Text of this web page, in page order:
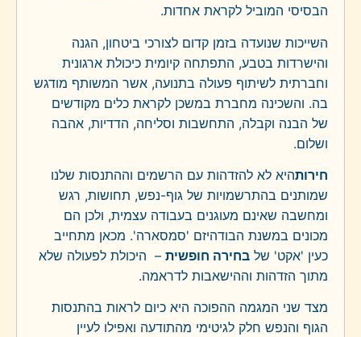
הבסיסי המוביל לקראת אחדות.
השייכות שנועדה בזמן קדום לצורכי ביטחון, הגנה
והישרדות בטבע, התפתחה קיומית כיכולת ארגונית
וחברתית לשיתוף פעולה בתנועה, אשר המשותף מודגש
בה. והשכינה מחברת במשכן לקראת כלים מקודשים
של הבנה וקבלה, התחשבות וסליחה, הדדיות, אהבה
ושלום.
חירותהיא לא להזדהות עם הרשמים וההתנסות שלנו
שמותנים בהתרשמויות של גוף-נפש, תחושות, רגש
ומחשבה שאינם מעוגנים בעבודה עצמית, ולכן הם
מכונים במשנת הבודהיזם 'סמסארה'. מכאן מתחייב
כעין 'אקט' של בחירה חופשית – היכולת לפעולה שלא
מתוך הזדהות וההישאבות לדראמה.
מצד שני המגמה ההפוכה היא כיום לראות בהתנסות
הגוף והנפש חלק לגיטימי מהתודעה ואפילו לעיין